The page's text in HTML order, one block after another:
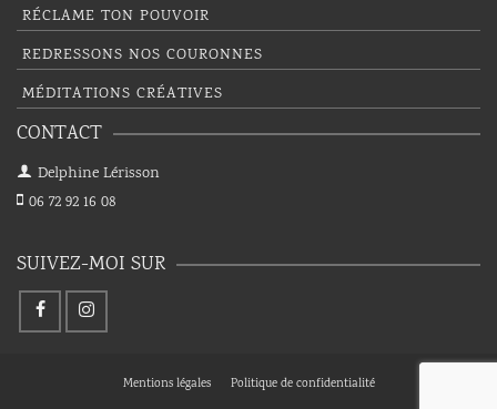
RÉCLAME TON POUVOIR
REDRESSONS NOS COURONNES
MÉDITATIONS CRÉATIVES
CONTACT
Delphine Lérisson
06 72 92 16 08
SUIVEZ-MOI SUR
Mentions légales Politique de confidentialité